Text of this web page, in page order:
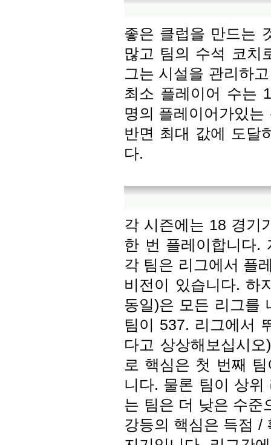
좋은 클럽을 만드는
많고 팀의 수석 코치
그는 시설을 관리하
최소 플레이어 수는
명의 플레이어가있
반면 최대 값에 도달
다.
각 시즌에는 18 경기
한 번 플레이합니다.
각 팀은 리그에서 플
비전이 있습니다. 하
동일)은 모든 리그를
팀이 537. 리그에서
다고 상상해보십시
로 핵심은 첫 번째
니다. 물론 팀이 상
는 팀은 더 낮은 수준
강등의 핵심은 득점 /